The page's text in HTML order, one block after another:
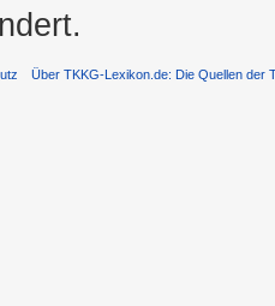
Über TKKG-Lexikon.de: Die Quellen der